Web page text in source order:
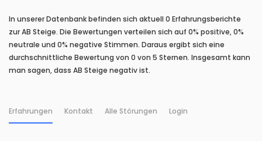
In unserer Datenbank befinden sich aktuell 0 Erfahrungsberichte
zur AB Steige. Die Bewertungen verteilen sich auf 0% positive, 0%
neutrale und 0% negative Stimmen. Daraus ergibt sich eine
durchschnittliche Bewertung von 0 von 5 Sternen. Insgesamt kann
man sagen, dass AB Steige negativ ist.
Erfahrungen Kontakt Alle Störungen Login